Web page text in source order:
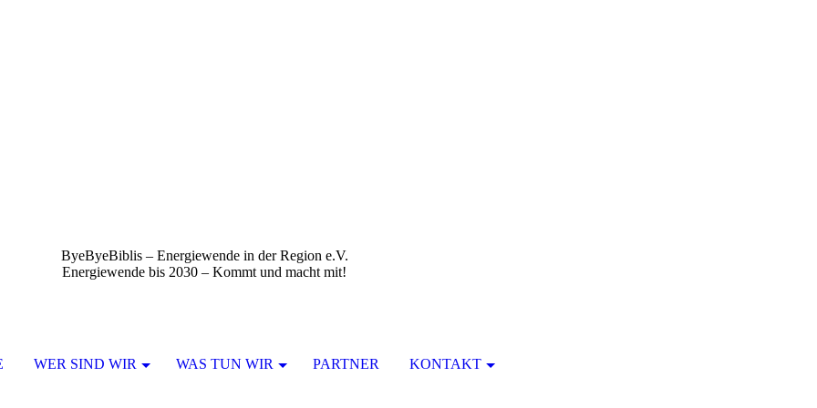
ByeByeBiblis – Energiewende in der Region e.V.
Energiewende bis 2030 – Kommt und macht mit!
WER SIND WIR WAS TUN WIR PARTNER KONTAKT